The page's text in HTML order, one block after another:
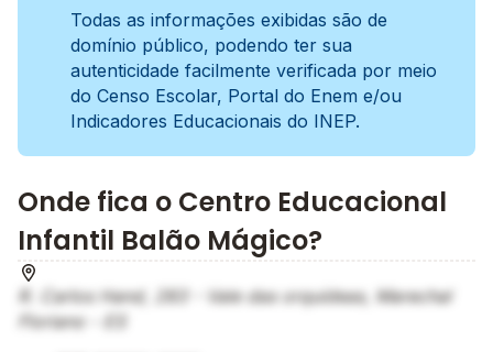
Todas as informações exibidas são de
domínio público, podendo ter sua
autenticidade facilmente verificada por meio
do Censo Escolar, Portal do Enem e/ou
Indicadores Educacionais do INEP.
Onde fica o Centro Educacional
Infantil Balão Mágico?
R. Carlos Hand, 283 - Vale das orquídeas, Marechal
Floriano - ES